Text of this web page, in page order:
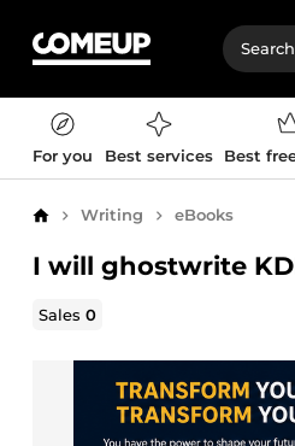
For you Best services Best
Home Writing eBooks
I will ghostwrite
Sales0